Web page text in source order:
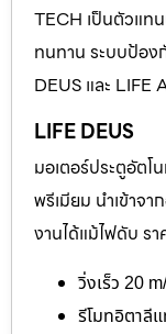
TECH เป็นตัวแท
ทนทาน ระบบป้อง
DEUS และ LIFE
LIFE DEUS
มอเตอร์ประตูอัต
พรีเมียม นำเข้าจ
งานได้แม้ไฟดับ ร
วิ่งเร็ว 20
รีโมทอิตาลี